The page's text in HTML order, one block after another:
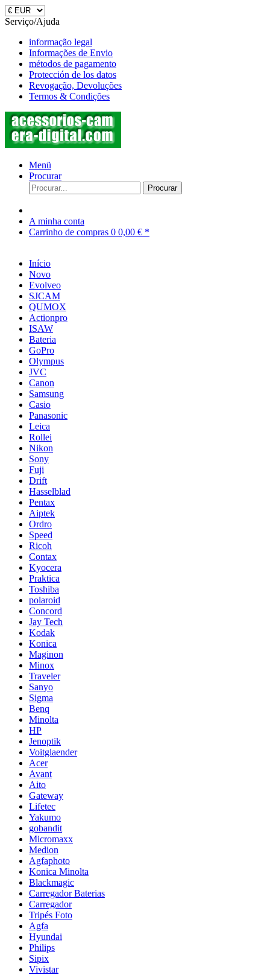
Serviço/Ajuda
informação legal
Informações de Envio
métodos de pagamento
Protección de los datos
Revogação, Devoluções
Termos & Condições
Menü
Procurar
Procurar
A minha conta
Carrinho de compras 0 0,00 € *
Início
Novo
Evolveo
SJCAM
QUMOX
Actionpro
ISAW
Bateria
GoPro
Olympus
JVC
Canon
Samsung
Casio
Panasonic
Leica
Rollei
Nikon
Sony
Fuji
Drift
Hasselblad
Pentax
Aiptek
Ordro
Speed
Ricoh
Contax
Kyocera
Praktica
Toshiba
polaroid
Concord
Jay Tech
Kodak
Konica
Maginon
Minox
Traveler
Sanyo
Sigma
Benq
Minolta
HP
Jenoptik
Voitglaender
Acer
Avant
Aito
Gateway
Lifetec
Yakumo
gobandit
Micromaxx
Medion
Agfaphoto
Konica Minolta
Blackmagic
Carregador Baterias
Carregador
Tripés Foto
Agfa
Hyundai
Philips
Sipix
Vivistar